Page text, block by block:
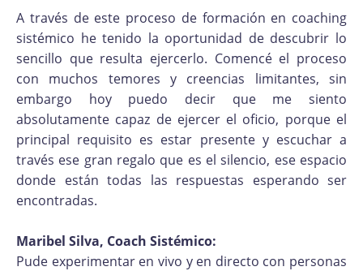
A través de este proceso de formación en coaching
sistémico he tenido la oportunidad de descubrir lo
sencillo que resulta ejercerlo. Comencé el proceso
con muchos temores y creencias limitantes, sin
embargo hoy puedo decir que me siento
absolutamente capaz de ejercer el oficio, porque el
principal requisito es estar presente y escuchar a
través ese gran regalo que es el silencio, ese espacio
donde están todas las respuestas esperando ser
encontradas.
Maribel Silva, Coach Sistémico:
Pude experimentar en vivo y en directo con personas